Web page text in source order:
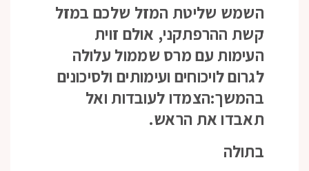
השמש שליטת המזל שלכם במזל
קשת ההרפתקני, אולם זוית
העימות עם מרס שממול עלולה
לגרום לויכוחים ועימותים ולסיכונים
בהמשך:הצמדו לעובדות ואל
תאבדו את הראש.
בתולה